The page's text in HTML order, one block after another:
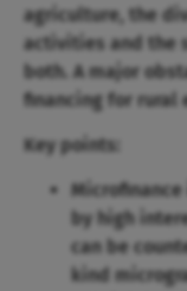
agriculture, the
activities and the
both. A major
financing for rural
Key points:
Microfinance
by high
can be
kind